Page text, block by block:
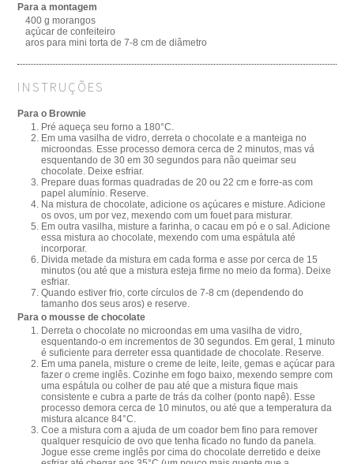
Para a montagem
400 g morangos
açúcar de confeiteiro
aros para mini torta de 7-8 cm de diâmetro
INSTRUÇÕES
Para o Brownie
Pré aqueça seu forno a 180°C.
Em uma vasilha de vidro, derreta o chocolate e a manteiga no
microondas. Esse processo demora cerca de 2 minutos, mas vá
esquentando de 30 em 30 segundos para não queimar seu
chocolate. Deixe esfriar.
Prepare duas formas quadradas de 20 ou 22 cm e forre-as com
papel alumínio. Reserve.
Na mistura de chocolate, adicione os açúcares e misture. Adicione
os ovos, um por vez, mexendo com um fouet para misturar.
Em outra vasilha, misture a farinha, o cacau em pó e o sal. Adicione
essa mistura ao chocolate, mexendo com uma espátula até
incorporar.
Divida metade da mistura em cada forma e asse por cerca de 15
minutos (ou até que a mistura esteja firme no meio da forma). Deixe
esfriar.
Quando estiver frio, corte círculos de 7-8 cm (dependendo do
tamanho dos seus aros) e reserve.
Para o mousse de chocolate
Derreta o chocolate no microondas em uma vasilha de vidro,
esquentando-o em incrementos de 30 segundos. Em geral, 1 minuto
é suficiente para derreter essa quantidade de chocolate. Reserve.
Em uma panela, misture o creme de leite, leite, gemas e açúcar para
fazer o creme inglês. Cozinhe em fogo baixo, mexendo sempre com
uma espátula ou colher de pau até que a mistura fique mais
consistente e cubra a parte de trás da colher (ponto napê). Esse
processo demora cerca de 10 minutos, ou até que a temperatura da
mistura alcance 84°C.
Coe a mistura com a ajuda de um coador bem fino para remover
qualquer resquício de ovo que tenha ficado no fundo da panela.
Jogue esse creme inglês por cima do chocolate derretido e deixe